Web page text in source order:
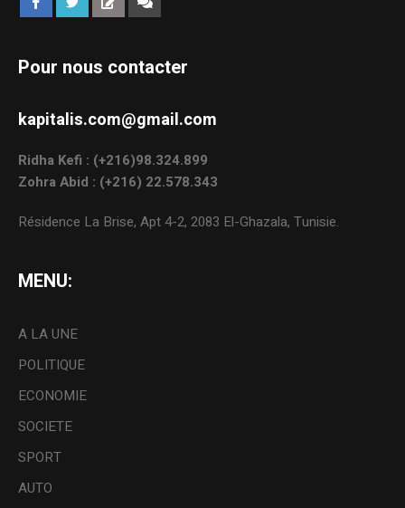
Pour nous contacter
kapitalis.com@gmail.com
Ridha Kefi : (+216)98.324.899
Zohra Abid : (+216) 22.578.343
Résidence La Brise, Apt 4-2, 2083 El-Ghazala, Tunisie.
MENU:
A LA UNE
POLITIQUE
ECONOMIE
SOCIETE
SPORT
AUTO